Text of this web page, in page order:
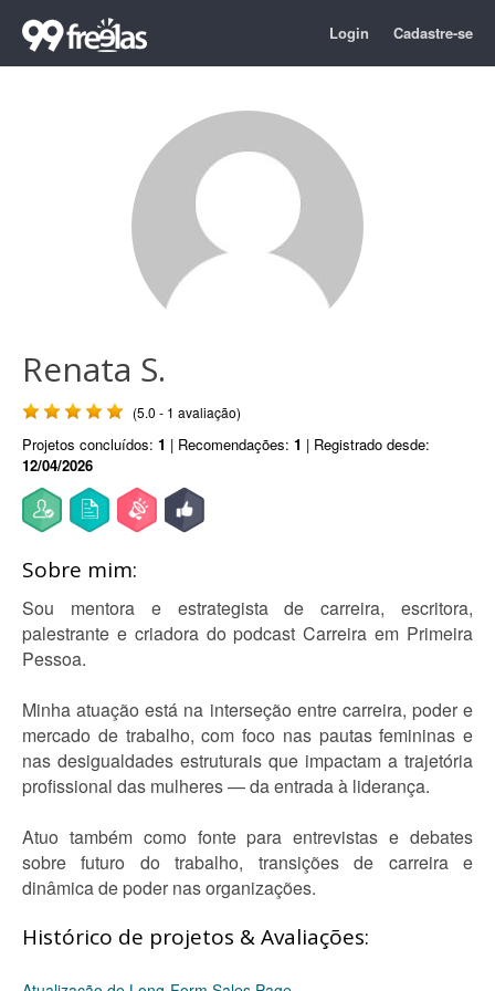
Login Cadastre-se
Renata S.
(5.0 - 1 avaliação)
Projetos concluídos: 1 | Recomendações: 1 | Registrado desde:
12/04/2026
Sobre mim:
Sou mentora e estrategista de carreira, escritora,
palestrante e criadora do podcast Carreira em Primeira
Pessoa.
Minha atuação está na interseção entre carreira, poder e
mercado de trabalho, com foco nas pautas femininas e
nas desigualdades estruturais que impactam a trajetória
profissional das mulheres — da entrada à liderança.
Atuo também como fonte para entrevistas e debates
sobre futuro do trabalho, transições de carreira e
dinâmica de poder nas organizações.
Histórico de projetos & Avaliações: